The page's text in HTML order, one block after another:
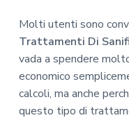
Molti utenti sono
Trattamenti Di
vada a spendere
economico
calcoli, ma anche
questo tipo di